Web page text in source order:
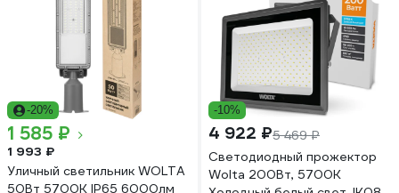
-20%
1 585 ₽
1 993 ₽
Уличный светильник WOLTA
50Вт 5700К IP65 6000лм
-10%
4 922 ₽5 469 ₽
Светодиодный прожектор
Wolta 200Вт, 5700К